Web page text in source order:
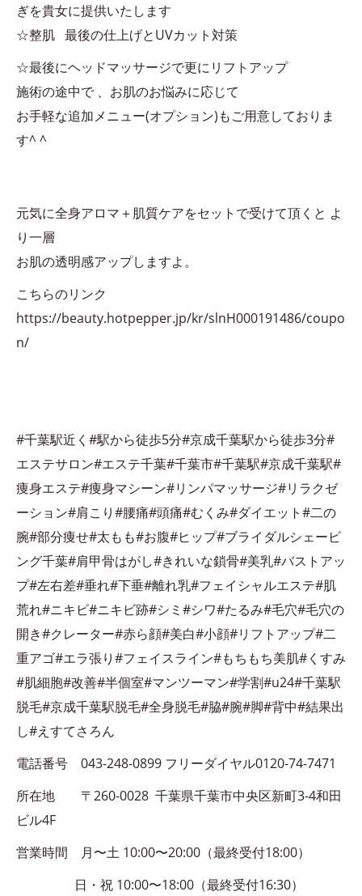
ぎを貴女に提供いたします
☆整肌 最後の仕上げとUVカット対策
☆最後にヘッドマッサージで更にリフトアップ
施術の途中で 、お肌のお悩みに応じて
お手軽な追加メニュー(オプション)もご用意しておりま
す^ ^
元気に全身アロマ＋肌質ケアをセットで受けて頂くと よ
り一層
お肌の透明感アップしますよ。
こちらのリンク
https://beauty.hotpepper.jp/kr/slnH000191486/coupo
n/
#千葉駅近く#駅から徒歩5分#京成千葉駅から徒歩3分#
エステサロン#エステ千葉#千葉市#千葉駅#京成千葉駅#
痩身エステ#痩身マシーン#リンパマッサージ#リラクゼ
ーション#肩こり#腰痛#頭痛#むくみ#ダイエット#二の
腕#部分痩せ#太もも#お腹#ヒップ#ブライダルシェービ
ング千葉#肩甲骨はがし#きれいな鎖骨#美乳#バストアッ
プ#左右差#垂れ#下垂#離れ乳#フェイシャルエステ#肌
荒れ#ニキビ#ニキビ跡#シミ#シワ#たるみ#毛穴#毛穴の
開き#クレーター#赤ら顔#美白#小顔#リフトアップ#二
重アゴ#エラ張り#フェイスライン#もちもち美肌#くすみ
#肌細胞#改善#半個室#マンツーマン#学割#u24#千葉駅
脱毛#京成千葉駅脱毛#全身脱毛#脇#腕#脚#背中#結果出
し#えすてさろん
電話番号 043-248-0899 フリーダイヤル0120-74-7471
所在地 〒260-0028 千葉県千葉市中央区新町3-4和田
ビル4F
営業時間 月〜土 10:00〜20:00（最終受付18:00）
日・祝 10:00〜18:00（最終受付16:30）